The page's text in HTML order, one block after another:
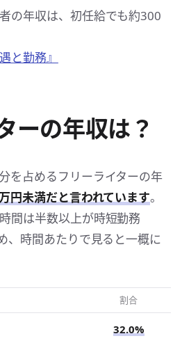
の年収は、初任給でも約300
と勤務』
ーの年収は？
を占めるフリーライターの年
円未満だと言われています。
間は半数以上が時短勤務
、時間あたりで見ると一概に
割合
32.0%